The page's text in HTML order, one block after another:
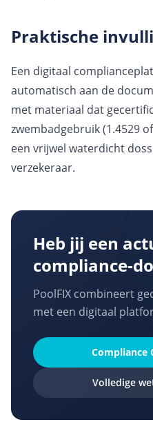
Praktische
Een digitaal
automatisch aan de
met materiaal dat
zwembadgebruik (1.4529
een vrijwel waterdicht
verzekeraar.
Heb jij een
compliance-
PoolFIX combineert
met een digitaal
Compliance
Volledige